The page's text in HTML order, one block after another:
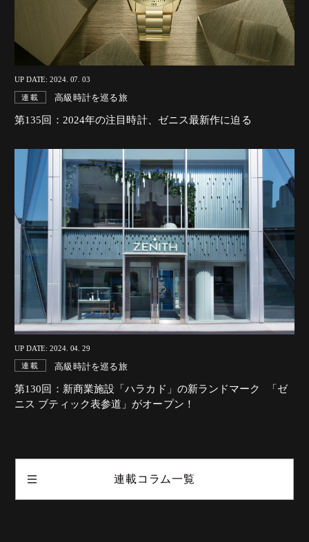
UP DATE: 2024. 07. 03
連載 高級時計を巡る旅
第135回：2024年の注目時計、ゼニス最新作に迫る
UP DATE: 2024. 04. 29
連載 高級時計を巡る旅
第130回：新商業施設「ハラカド」の新ランドマーク 「ゼ
ニス ブティック表参道」がオープン！
連載コラム一覧